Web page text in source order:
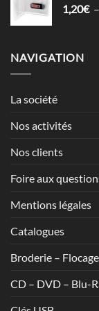
1,20€ –
NAVIGATION
La société
Nos activités
Nos clients
Foire aux
Mentions légales
Catalogues
Broderie –
CD – DVD – Blu-